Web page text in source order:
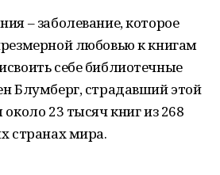
– заболевание, которое
любовью к книгам
себе библиотечные
Блумберг, страдавший этой
23 тысяч книг из 268
странах мира.